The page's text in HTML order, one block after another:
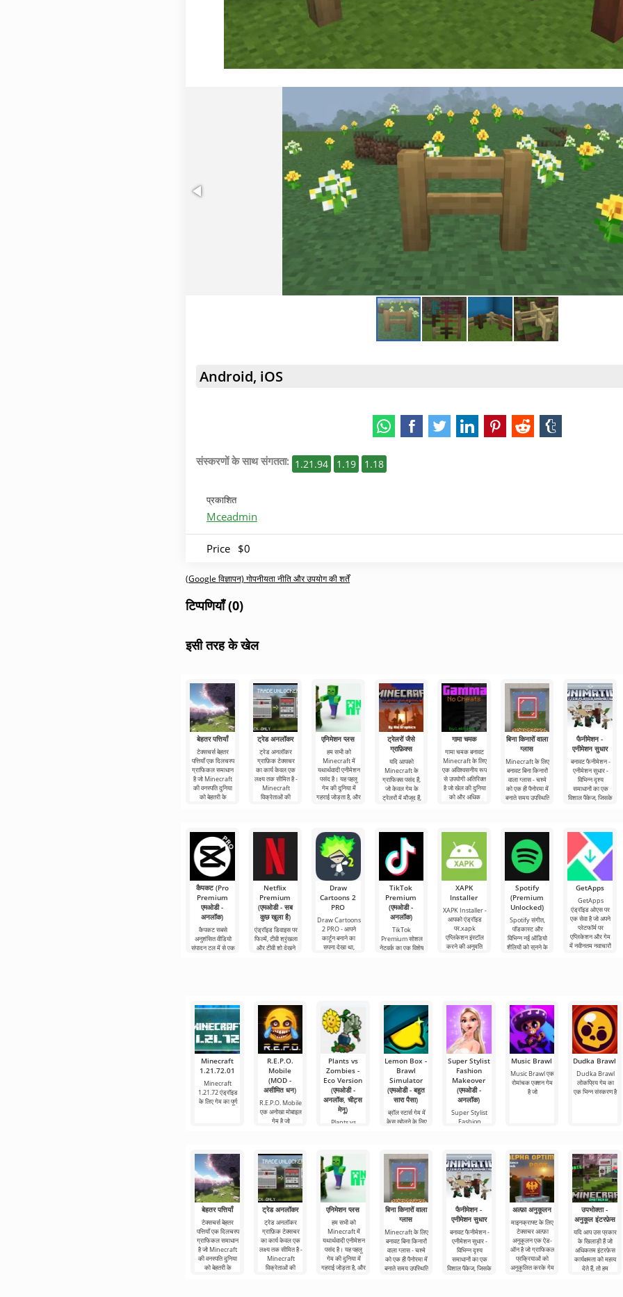
Android, iOS
संस्करणों के साथ संगतता: 1.21.94 1.19 1.18
प्रकाशित
Mceadmin
Price $0
(Google विज्ञापन) गोपनीयता नीति और उपयोग की शर्तें
टिप्पणियाँ (0)
इसी तरह के खेल
बेहतर पत्तियाँ
टेक्सचर्स बेहतर
पत्तियाँ एक दिलचस्प
ग्राफिकल समाधान
है जो Minecraft
की वनस्पति दुनिया
को बेहतरी के
ट्रेड अनलॉकर
ट्रेड अनलॉकर
ग्राफ़िक टेक्सचर
का कार्य केवल एक
लक्ष्य तक सीमित है -
Minecraft
विक्रेताओं की
एनिमेशन प्लस
हम सभी को
Minecraft में
यथार्थवादी एनीमेशन
पसंद है। यह पहलू
गेम की दुनिया में
गहराई जोड़ता है, और
ट्रेलरों जैसे
ग्राफ़िक्स
यदि आपको
Minecraft के
ग्राफिक्स पसंद हैं,
जो केवल गेम के
ट्रेलरों में मौजूद हैं,
गामा चमक
गामा चमक बनावट
Minecraft के लिए
एक अविश्वसनीय रूप
से उपयोगी अतिरिक्त
है जो खेल की दुनिया
को और अधिक
बिना किनारों वाला
ग्लास
Minecraft के लिए
बनावट बिना किनारों
वाला ग्लास - चश्मे
को एक ही पैनोरमा में
बनाते समय उपस्थिति
फैनीमेशन -
एनीमेशन सुधार
बनावट फैनीमेशन -
एनीमेशन सुधार -
विभिन्न दृश्य
समाधानों का एक
विशाल पैकेज, जिसके
कैपकट (Pro
Premium
एमओडी -
अनलॉक)
कैपकट सबसे
अनुशंसित वीडियो
संपादन टूल में से एक
Netflix
Premium
(एमओडी - सब
कुछ खुला है)
एंड्रॉइड डिवाइस पर
फिल्में, टीवी श्रृंखला
और टीवी शो देखने
Draw
Cartoons 2
PRO
Draw Cartoons
2 PRO - आपने
कार्टून बनाने का
सपना देखा था,
TikTok
Premium
(एमओडी -
अनलॉक)
TikTok
Premium सोशल
नेटवर्क का एक विशेष
XAPK
Installer
XAPK Installer -
आपको एंड्रॉइड
पर.xapk
एप्लिकेशन इंस्टॉल
करने की अनुमति
Spotify
(Premium
Unlocked)
Spotify संगीत,
पॉडकास्ट और
विभिन्न नई ऑडियो
शैलियों को सुनने के
GetApps
GetApps
एंड्रॉइड ओएस पर
एक सेवा है जो अपने
प्लेटफॉर्म पर
एप्लिकेशन और गेम
में नवीनतम नवाचारों
Minecraft
1.21.72.01
Minecraft
1.21.72 एंड्रॉइड
के लिए गेम का पूर्ण
R.E.P.O.
Mobile
(MOD -
असीमित धन)
R.E.P.O. Mobile
एक अनोखा मोबाइल
गेम है जो
Plants vs
Zombies -
Eco Version
(एमओडी -
अनलॉक, चीट्स
मेनू)
Plants vs
Lemon Box -
Brawl
Simulator
(एमओडी - बहुत
सारा पैसा)
ब्रॉल स्टार्स गेम में
केस खोलने के लिए
Super Stylist
Fashion
Makeover
(एमओडी -
अनलॉक)
Super Stylist
Fashion
Music Brawl
Music Brawl एक
रोमांचक एक्शन गेम
है जो
Dudka Brawl
Dudka Brawl
लोकप्रिय गेम का
एक भिन्न संस्करण है
बेहतर पत्तियाँ
टेक्सचर्स बेहतर
पत्तियाँ एक दिलचस्प
ग्राफिकल समाधान
है जो Minecraft
की वनस्पति दुनिया
को बेहतरी के
ट्रेड अनलॉकर
ट्रेड अनलॉकर
ग्राफ़िक टेक्सचर
का कार्य केवल एक
लक्ष्य तक सीमित है -
Minecraft
विक्रेताओं की
एनिमेशन प्लस
हम सभी को
Minecraft में
यथार्थवादी एनीमेशन
पसंद है। यह पहलू
गेम की दुनिया में
गहराई जोड़ता है, और
बिना किनारों वाला
ग्लास
Minecraft के लिए
बनावट बिना किनारों
वाला ग्लास - चश्मे
को एक ही पैनोरमा में
बनाते समय उपस्थिति
फैनीमेशन -
एनीमेशन सुधार
बनावट फैनीमेशन -
एनीमेशन सुधार -
विभिन्न दृश्य
समाधानों का एक
विशाल पैकेज, जिसके
अल्फ़ा अनुकूलन
माइनक्राफ्ट के लिए
टेक्सचर अल्फ़ा
अनुकूलन एक ऐड-
ऑन है जो ग्राफिकल
प्रक्रियाओं को
अनुकूलित करके गेम
उपभोक्ता -
अनुकूल इंटरफ़ेस
यदि आप उस प्रकार
के खिलाड़ी हैं जो
अधिकतम इंटरफ़ेस
कार्यक्षमता को महत्व
देते हैं, तो हम